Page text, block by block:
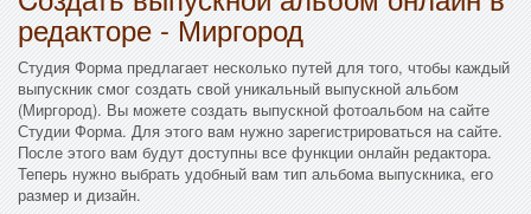
редакторе - Миргород
Студия Форма предлагает несколько путей для того, чтобы каждый
выпускник смог создать свой уникальный выпускной альбом
(Миргород). Вы можете создать выпускной фотоальбом на сайте
Студии Форма. Для этого вам нужно зарегистрироваться на сайте.
После этого вам будут доступны все функции онлайн редактора.
Теперь нужно выбрать удобный вам тип альбома выпускника, его
размер и дизайн.